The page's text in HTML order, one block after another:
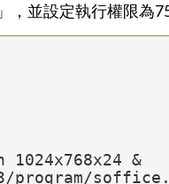
並設定執行權限為